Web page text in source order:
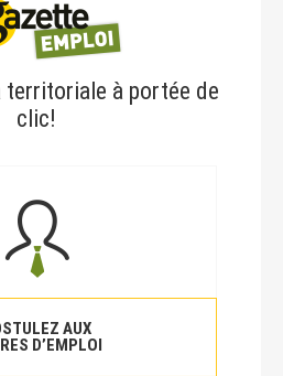
territoriale à portée de
clic!
AUX
D’EMPLOI